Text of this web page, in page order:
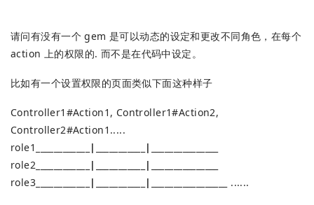
请问有没有一个 gem 是可以动态的设定和更改不同角色，在每个
action 上的权限的. 而不是在代码中设定。
比如有一个设置权限的页面类似下面这种样子
Controller1#Action1, Controller1#Action2,
Controller2#Action1.....
role1____________
| |
role2____________
| |
role3____________
| | _________________ ......